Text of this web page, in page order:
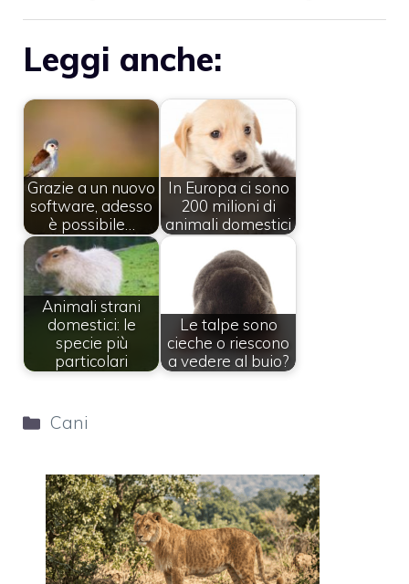
Leggi anche:
Grazie a un nuovo
software, adesso
è possibile…
In Europa ci sono
200 milioni di
animali domestici
Animali strani
domestici: le
specie più
particolari
Le talpe sono
cieche o riescono
a vedere al buio?
Categorie
Cani